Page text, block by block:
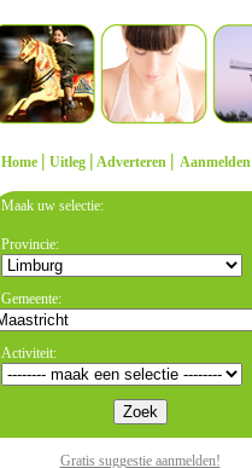
Home | Uitleg | Adverteren | Aanmelden
Maak uw selectie:
Provincie:
Gemeente:
Activiteit:
Gratis suggestie aanmelden!